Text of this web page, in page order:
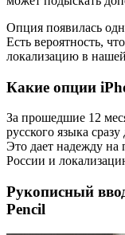
Опция появилась
Есть вероятность,
локализацию в
Какие опции
За прошедшие 12
русского языка
Это дает надежду на
России и
Рукописный
Pencil